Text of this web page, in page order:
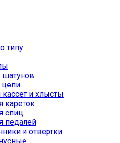
типу
и хлысты
кареток
спиц
педалей
и отвертки